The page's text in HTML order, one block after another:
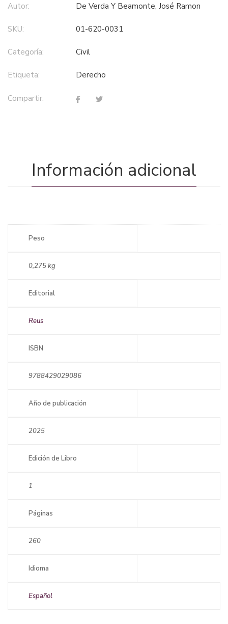
Autor: De Verda Y Beamonte, José Ramon
SKU: 01-620-0031
Categoría: civil
Etiqueta: derecho
Compartir:
Información adicional
Peso
0,275 kg
Editorial
Reus
ISBN
9788429029086
Año de publicación
2025
Edición de Libro
1
Páginas
260
Idioma
Español